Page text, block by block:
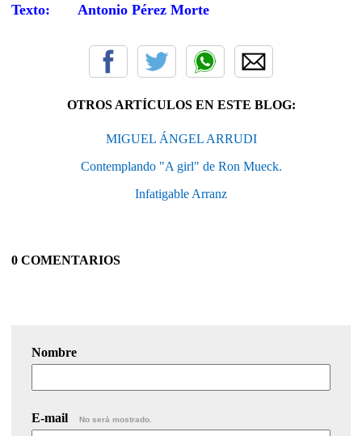
Texto: Antonio Pérez Morte
OTROS ARTÍCULOS EN ESTE BLOG:
MIGUEL ÁNGEL ARRUDI
Contemplando "A girl" de Ron Mueck.
Infatigable Arranz
0 COMENTARIOS
Nombre
E-mail No será mostrado.